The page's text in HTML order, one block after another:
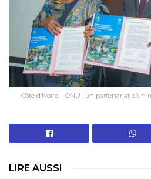
Côte d’Ivoire – ONU : un partenariat
LIRE AUSSI